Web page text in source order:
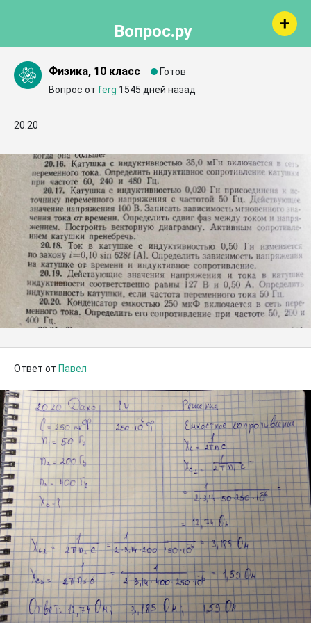
Вопрос.ру
Физика, 10 класс
Готов
Вопрос от ferg 1545 дней назад
20.20
Ответ от Павел